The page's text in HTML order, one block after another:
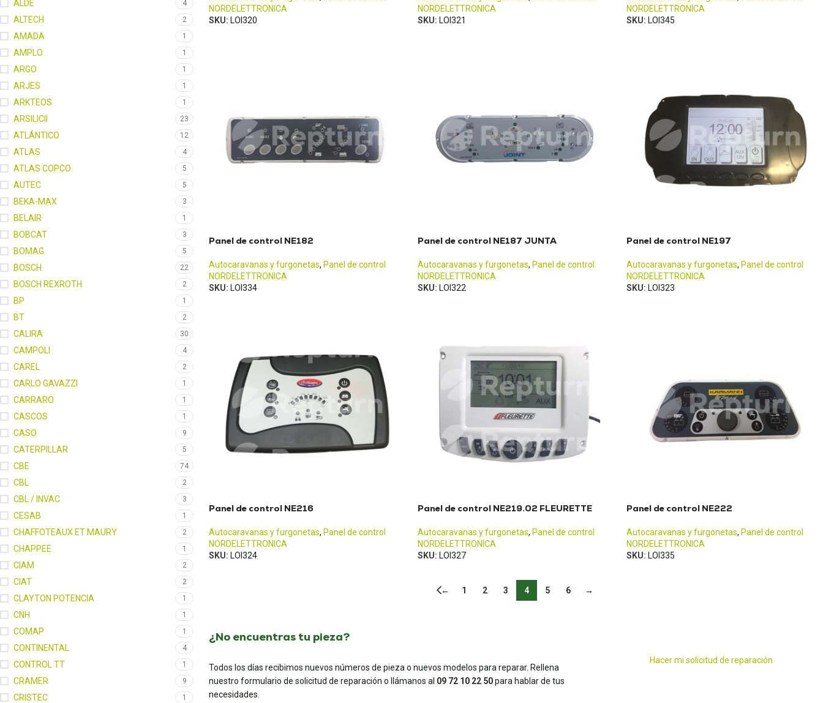
ALDE 4
ALTECH 2
AMADA 1
AMPLO 1
ARGO 1
ARJES 1
ARKTEOS 1
ARSILICII 23
ATLÁNTICO 12
ATLAS 4
ATLAS COPCO 5
AUTEC 5
BEKA-MAX 3
BELAIR 1
BOBCAT 3
BOMAG 5
BOSCH 22
BOSCH REXROTH 2
BP 1
BT 2
CALIRA 30
CAMPOLI 4
CAREL 2
CARLO GAVAZZI 1
CARRARO 1
CASCOS 1
CASO 9
CATERPILLAR 5
CBE 74
CBL 2
CBL / INVAC 3
CESAB 1
CHAFFOTEAUX ET MAURY 2
CHAPPEE 1
CIAM 2
CIAT 2
CLAYTON POTENCIA 1
CNH 1
COMAP 1
CONTINENTAL 4
CONTROL TT 1
CRAMER 9
CRISTEC 1
NORDELETTRONICA
SKU: LOI320
NORDELETTRONICA
SKU: LOI321
NORDELETTRONICA
SKU: LOI345
Panel de control NE182
Autocaravanas y furgonetas, Panel de control
NORDELETTRONICA
SKU: LOI334
Panel de control NE187 JUNTA
Autocaravanas y furgonetas, Panel de control
NORDELETTRONICA
SKU: LOI322
Panel de control NE197
Autocaravanas y furgonetas, Panel de control
NORDELETTRONICA
SKU: LOI323
Panel de control NE216
Autocaravanas y furgonetas, Panel de control
NORDELETTRONICA
SKU: LOI324
Panel de control NE219.02 FLEURETTE
Autocaravanas y furgonetas, Panel de control
NORDELETTRONICA
SKU: LOI327
Panel de control NE222
Autocaravanas y furgonetas, Panel de control
NORDELETTRONICA
SKU: LOI335
← 1 2 3 4 5 6 →
¿No encuentras tu pieza?
Todos los días recibimos nuevos números de pieza o nuevos modelos para reparar. Rellena
nuestro formulario de solicitud de reparación o llámanos al 09 72 10 22 50para hablar de tus
necesidades.
Hacer mi solicitud de reparación